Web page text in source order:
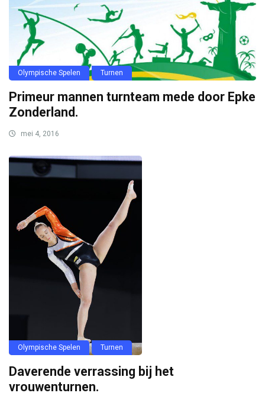
Olympische Spelen Turnen
Primeur mannen turnteam mede door Epke
Zonderland.
mei 4, 2016
Olympische Spelen Turnen
Daverende verrassing bij het
vrouwenturnen.